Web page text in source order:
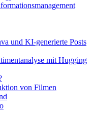
und KI-generierte Posts
mit Hugging
von Filmen